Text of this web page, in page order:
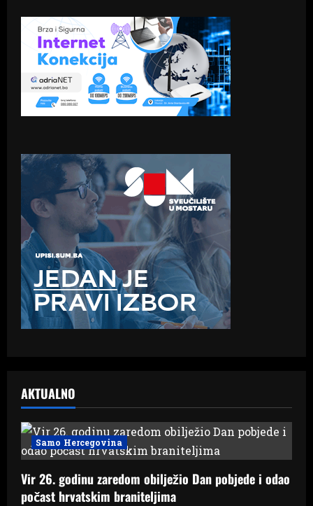
AKTUALNO
Samo Hercegovina
Vir 26. godinu zaredom obilježio Dan pobjede i odao
počast hrvatskim braniteljima